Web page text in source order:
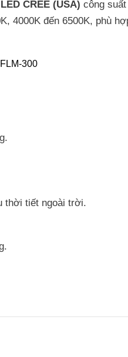
CREE (USA) công
4000K đến 6500K, phù
thời tiết ngoài trời.